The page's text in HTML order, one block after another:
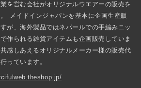
を営む会社がオリジナルウエアーの販売を
メイドインジャパンを基本に企画生産販
が、海外製品ではネパールでの手編みニッ
で作られる雑貨アイテムも企画販売していま
感しあえるオリジナルメーカー様の販売代
っています。